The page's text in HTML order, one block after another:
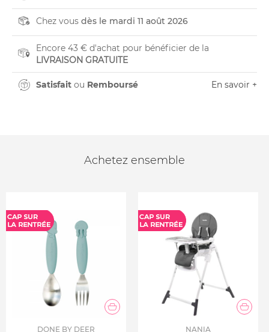
Chez vous dès le mardi 11 août 2026
Encore 43 € d'achat pour bénéficier de la
LIVRAISON GRATUITE
Satisfait ou Remboursé En savoir +
Achetez ensemble
DONE BY DEER NANIA